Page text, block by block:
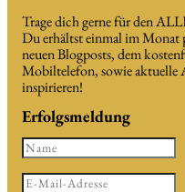
Trage dich gerne für den
Du erhältst einmal im Monat
neuen Blogposts, dem
Mobiltelefon, sowie aktuelle
inspirieren!
Erfolgsmeldung